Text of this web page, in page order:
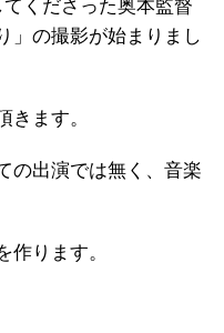
くださった奥本監督
」の撮影が始まりまし
きます。
の出演では無く、音楽
作ります。